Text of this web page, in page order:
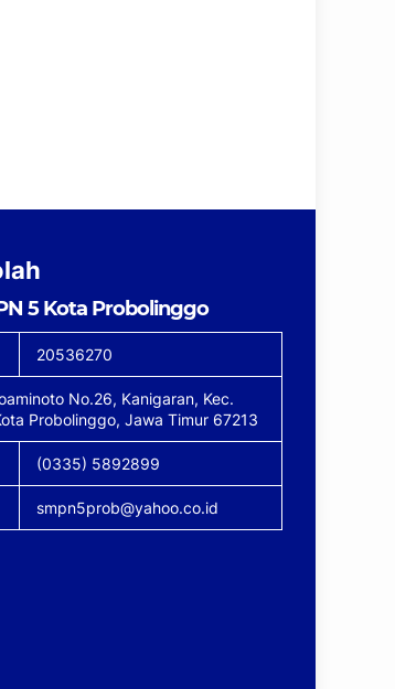
5 Kota Probolinggo
20536270
No.26, Kanigaran, Kec.
Probolinggo, Jawa Timur 67213
(0335) 5892899
smpn5prob@yahoo.co.id